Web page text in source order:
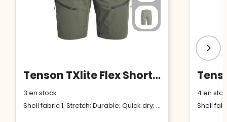
Tenson TXlite Flex Shorts Men
3 en stock
Shell fabric 1; Stretch; Durable; Quick dry; 92% Recycled Polyamide, 8% Elastane
4 en